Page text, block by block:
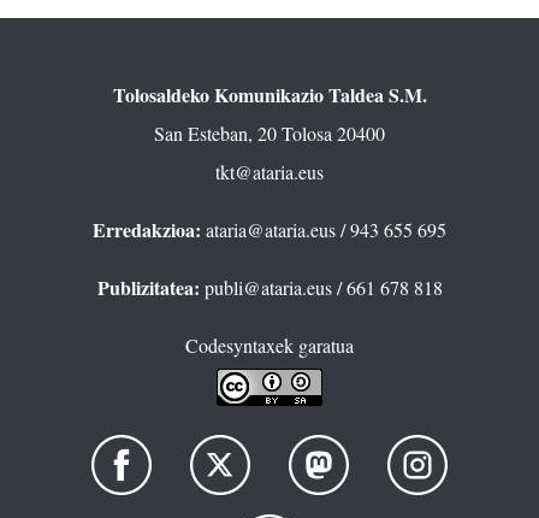
Tolosaldeko Komunikazio Taldea S.M.
San Esteban, 20 Tolosa 20400
tkt@ataria.eus
Erredakzioa: ataria@ataria.eus/ 943 655 695
Publizitatea: publi@ataria.eus/ 661 678 818
Codesyntaxek garatua